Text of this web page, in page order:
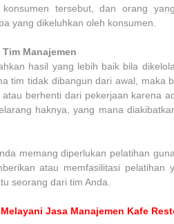
tersebut, dan orang
yang dikeluhkan oleh konsumen.
Manajemen
hasil yang lebih baik bila
tim tidak dibangun dari awal, maka
berhenti dari pekerjaan karena
haknya, yang mana
memang diperlukan pelatihan
atau memfasilitasi pelatihan
seorang dari tim Anda.
Jasa Manajemen Kafe